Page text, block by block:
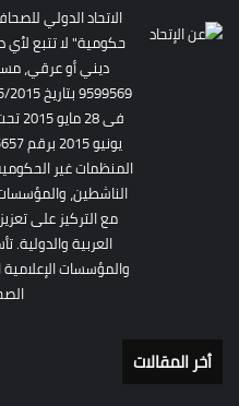
الاتحاد الدولي
حكومية" لا تتبع لأي
ديني أو عرقي،
الناشطين،
مع التركيز على
العربية والدولية.
والمؤسسات
أخر المقالات